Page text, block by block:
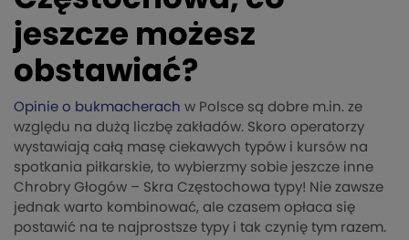
jeszcze możesz
obstawiać?
Opinie o bukmacherach w Polsce są dobre m.in. ze
względu na dużą liczbę zakładów. Skoro operatorzy
wystawiają całą masę ciekawych typów i kursów na
spotkania piłkarskie, to wybierzmy sobie jeszcze inne
Chrobry Głogów – Skra Częstochowa typy! Nie zawsze
jednak warto kombinować, ale czasem opłaca się
postawić na te najprostsze typy i tak czynię tym razem.